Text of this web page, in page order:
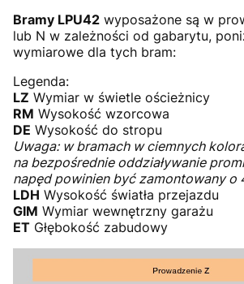
Bramy LPU42 wyposażone są w
lub N w zależności od gabarytu,
wymiarowe dla tych bram:
Legenda:
LZ Wymiar w świetle ościeżnicy
RM Wysokość wzorcowa
DE Wysokość do stropu
Uwaga: w bramach w ciemnych
na bezpośrednie oddziaływanie
napęd powinien być zamontowany o
LDH Wysokość światła przejazdu
GIM Wymiar wewnętrzny garażu
ET Głębokość zabudowy